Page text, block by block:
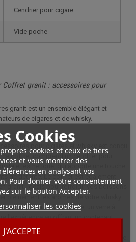
Cookies
cookies et ceux de tiers
et vous montrer des
en analysant vos
Pour donner votre consentement
sur le bouton Accepter.
les cookies
J'ACCEPTE
cendrier pour cigare
vide poche
granit : accessoires pour
granit est un ensemble élégant et
de cigares et de whisky.
pour cigares et whisky est conçu
ce coffret comprend un cendrier pour
et esthétique, qui apporte une touche
de détente. Le coffret est également
granit, idéals pour refroidir vos boissons
pleinement les arômes de votre whisky
compléter cet ensemble, un verre à
l'expérience en offrant un contenant
dégustations. Enfin, un coupe-cigare
vos cigares de manière nette et soignée.